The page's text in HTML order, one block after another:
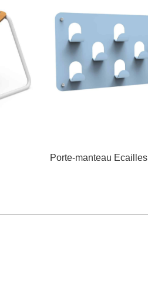
Porte-manteau Ecailles